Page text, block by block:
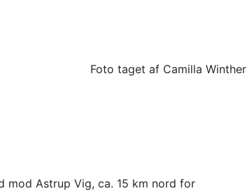
Foto taget af Camilla Winther
mod Astrup Vig, ca. 15 km nord for